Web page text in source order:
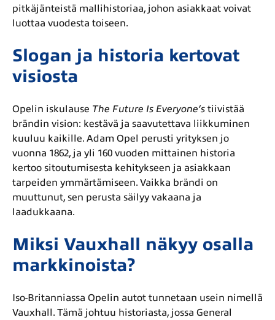
pitkäjänteistä mallihistoriaa, johon asiakkaat voivat
luottaa vuodesta toiseen.
Slogan ja historia kertovat
visiosta
Opelin iskulause The Future Is Everyone’s tiivistää
brändin vision: kestävä ja saavutettava liikkuminen
kuuluu kaikille. Adam Opel perusti yrityksen jo
vuonna 1862, ja yli 160 vuoden mittainen historia
kertoo sitoutumisesta kehitykseen ja asiakkaan
tarpeiden ymmärtämiseen. Vaikka brändi on
muuttunut, sen perusta säilyy vakaana ja
laadukkaana.
Miksi Vauxhall näkyy osalla
markkinoista?
Iso-Britanniassa Opelin autot tunnetaan usein nimellä
Vauxhall. Tämä johtuu historiasta, jossa General